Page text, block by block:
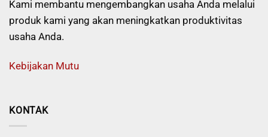
Kami membantu mengembangkan usaha Anda melalui
produk kami yang akan meningkatkan produktivitas
usaha Anda.
Kebijakan Mutu
KONTAK